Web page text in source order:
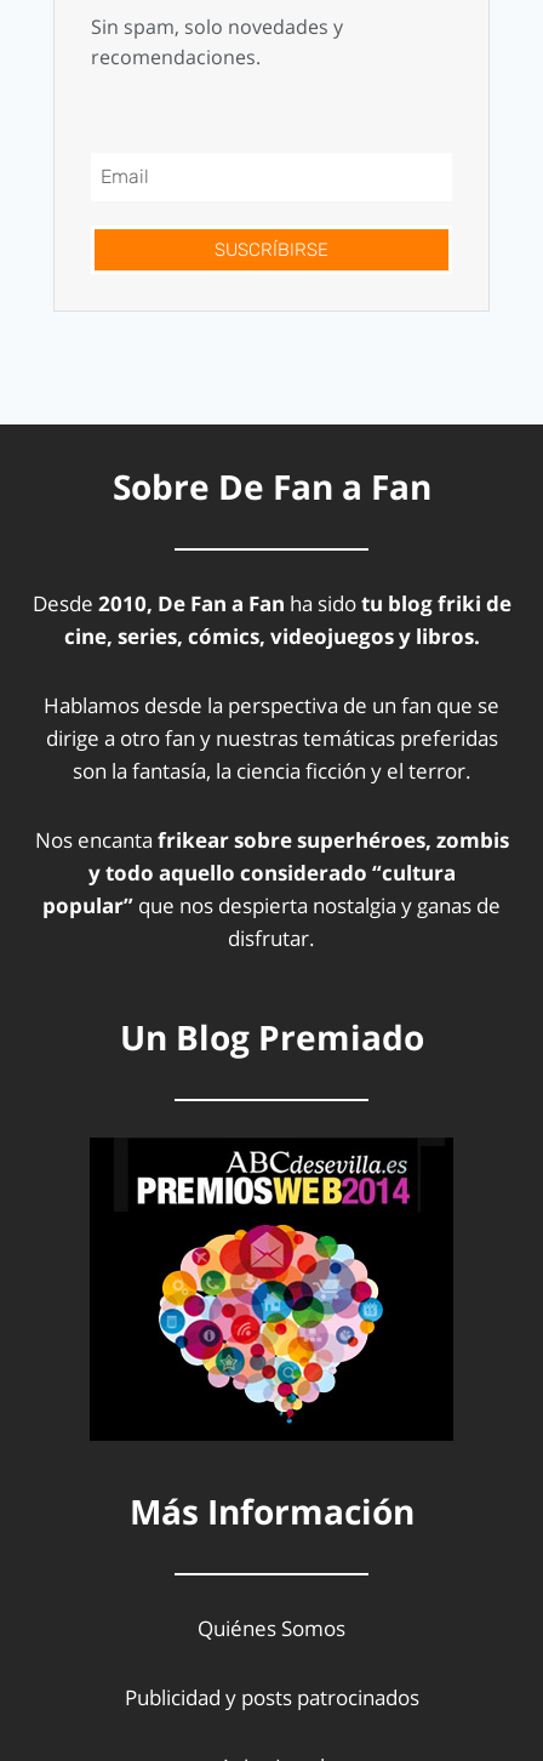
Sin spam, solo novedades y
recomendaciones.
SUSCRÍBIRSE
Sobre De Fan a Fan
Desde 2010, De Fan a Fan ha sidotu blog friki de
cine, series, cómics, videojuegos y libros.
Hablamos desde la perspectiva de un fan que se
dirige a otro fan y nuestras temáticas preferidas
son la fantasía, la ciencia ficción y el terror.
Nos encanta frikear sobre superhéroes, zombis
y todo aquello considerado “cultura
popular” que nos despierta nostalgia y ganas de
disfrutar.
Un Blog Premiado
Más Información
Quiénes Somos
Publicidad y posts patrocinados